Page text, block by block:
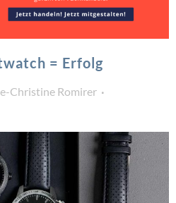
= Erfolg
Christine Romirer